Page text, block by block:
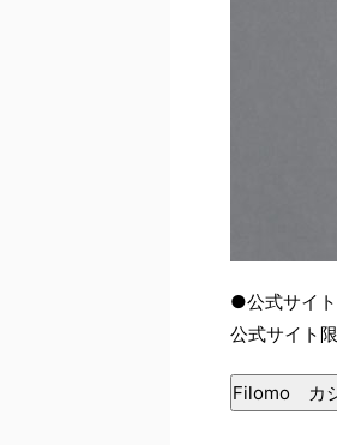
●公式サイ
公式サイト
Filomo カ